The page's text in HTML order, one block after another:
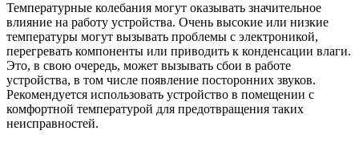
Температурные колебания могут оказывать значительное
влияние на работу устройства. Очень высокие или низкие
температуры могут вызывать проблемы с электроникой,
перегревать компоненты или приводить к конденсации влаги.
Это, в свою очередь, может вызывать сбои в работе
устройства, в том числе появление посторонних звуков.
Рекомендуется использовать устройство в помещении с
комфортной температурой для предотвращения таких
неисправностей.